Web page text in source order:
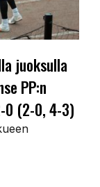
juoksulla
PP:n
0 (2-0, 4-3)